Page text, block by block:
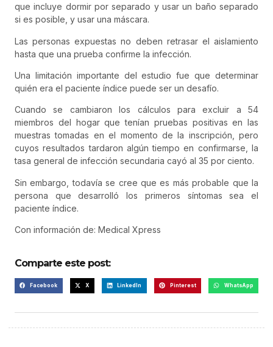
que incluye dormir por separado y usar un baño separado
si es posible, y usar una máscara.
Las personas expuestas no deben retrasar el aislamiento
hasta que una prueba confirme la infección.
Una limitación importante del estudio fue que determinar
quién era el paciente índice puede ser un desafío.
Cuando se cambiaron los cálculos para excluir a 54
miembros del hogar que tenían pruebas positivas en las
muestras tomadas en el momento de la inscripción, pero
cuyos resultados tardaron algún tiempo en confirmarse, la
tasa general de infección secundaria cayó al 35 por ciento.
Sin embargo, todavía se cree que es más probable que la
persona que desarrolló los primeros síntomas sea el
paciente índice.
Con información de: Medical Xpress
Comparte este post:
Facebook X LinkedIn Pinterest WhatsApp